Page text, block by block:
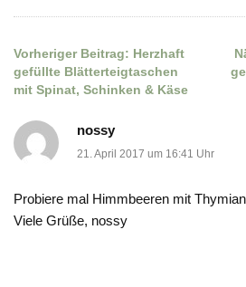
Beitragsnavigation
Vorheriger Beitrag: Herzhaft
gefüllte Blätterteigtaschen
mit Spinat, Schinken & Käse
nossy
21. April 2017 um 16:41 Uhr
Probiere mal Himmbeeren mit
Viele Grüße, nossy